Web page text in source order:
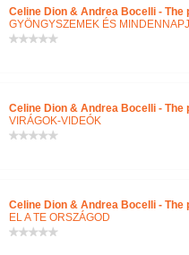
Celine Dion & Andrea Bocelli -
GYÖNGYSZEMEK ÉS
Celine Dion & Andrea Bocelli -
VIRÁGOK-VIDEÓK
Celine Dion & Andrea Bocelli -
EL A TE ORSZÁGOD